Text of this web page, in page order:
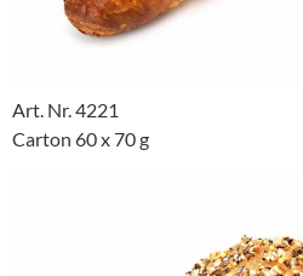
Art. Nr. 4221
Carton 60 x 70 g